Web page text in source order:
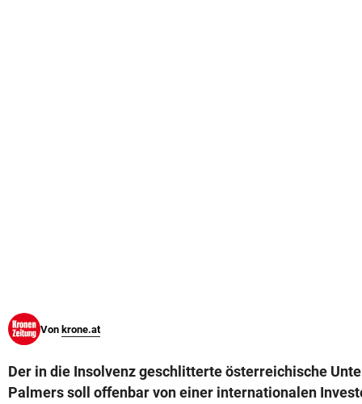
Von krone.at
Der in die Insolvenz geschlitterte österreichische
Palmers soll offenbar von einer internationalen